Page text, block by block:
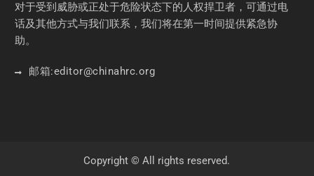
对于受到威胁或正处于危险状态下的人权捍卫者，可通过电
话及其他方式与我们联系，我们将在第一时间提供紧急协
助。
邮箱:editor@chinahrc.org
Copyright © All rights reserved.